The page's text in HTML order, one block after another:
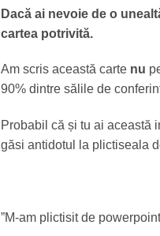
Dacă ai nevoie de o
cartea potrivită.
Am scris această carte nu
90% dintre sălile de
Probabil că și tu ai această
găsi antidotul la plictiseala
”M-am plictisit de